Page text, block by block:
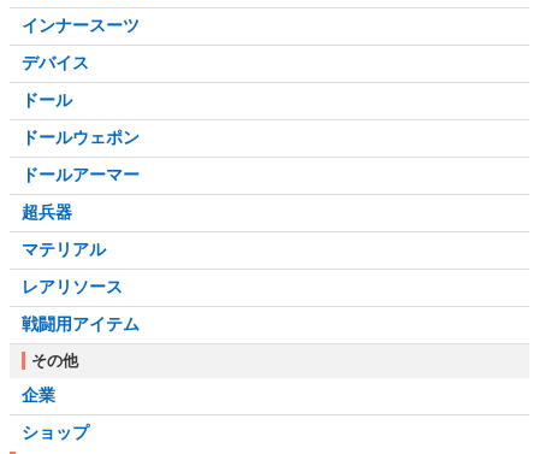
インナースーツ
デバイス
ドール
ドールウェポン
ドールアーマー
超兵器
マテリアル
レアリソース
戦闘用アイテム
その他
企業
ショップ